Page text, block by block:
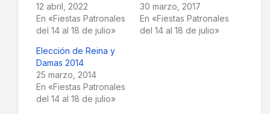
12 abril, 2022
En «Fiestas Patronales
del 14 al 18 de julio»
30 marzo, 2017
En «Fiestas Patronales
del 14 al 18 de julio»
Elección de Reina y
Damas 2014
25 marzo, 2014
En «Fiestas Patronales
del 14 al 18 de julio»